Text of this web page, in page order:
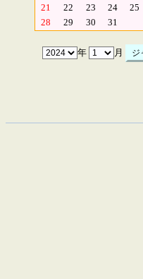
21
22 23 24 25
28
29 30 31
年 月